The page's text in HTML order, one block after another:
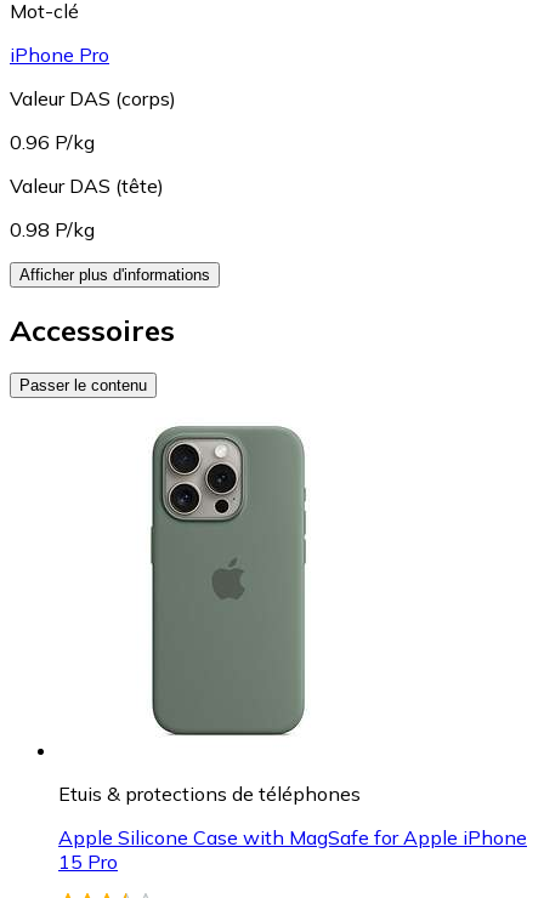
Mot-clé
iPhone Pro
Valeur DAS (corps)
0.96 P/kg
Valeur DAS (tête)
0.98 P/kg
Afficher plus d'informations
Accessoires
Passer le contenu
Etuis & protections de téléphones
Apple Silicone Case with MagSafe for Apple iPhone
15 Pro